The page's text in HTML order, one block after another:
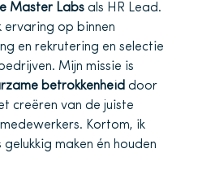
Master Labs als HR Lead.
ervaring op binnen
en rekrutering en selectie
Mijn missie is
betrokkenheid door
creëren van de juiste
Kortom, ik
maken én houden